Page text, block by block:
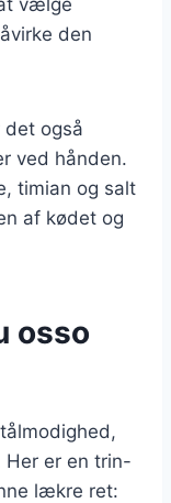
den
det også
ved hånden.
timian og salt
af kødet og
osso
er en trin-
lækre ret: